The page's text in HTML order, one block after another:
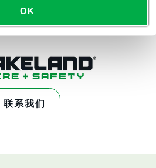
OK
联系我们